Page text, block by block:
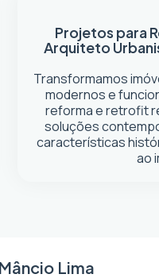
Projetos para
Arquiteto
Transformamos
modernos e
reforma e retrofit
soluções
características
ao
Lima